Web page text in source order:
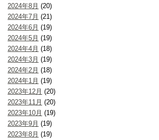
2024年8月 (20)
2024年7月 (21)
2024年6月 (19)
2024年5月 (19)
2024年4月 (18)
2024年3月 (19)
2024年2月 (18)
2024年1月 (19)
2023年12月 (20)
2023年11月 (20)
2023年10月 (19)
2023年9月 (19)
2023年8月 (19)